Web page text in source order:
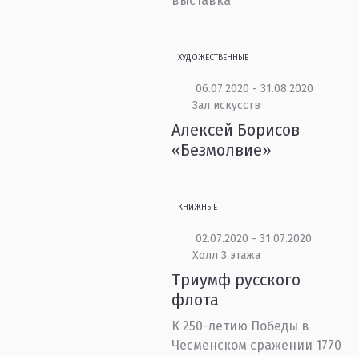
ХУДОЖЕСТВЕННЫЕ
06.07.2020 - 31.08.2020
Зал искусств
Алексей Борисов
«Безмолвие»
КНИЖНЫЕ
02.07.2020 - 31.07.2020
Холл 3 этажа
Триумф русского
флота
К 250-летию Победы в
Чесменском сражении 1770